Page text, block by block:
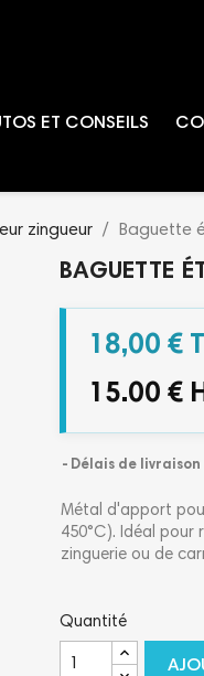
ET CONSEILS
zingueur Baguette
BAGUETTE
18,00 €
15.00 €
Délais de livraison
Métal d'apport
450°C). Idéal pour
zinguerie ou de
Quantité